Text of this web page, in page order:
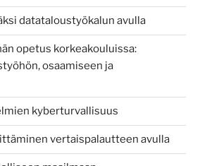
datataloustyökalun avulla
opetus korkeakouluissa:
osaamiseen ja
kyberturvallisuus
vertaispalautteen avulla